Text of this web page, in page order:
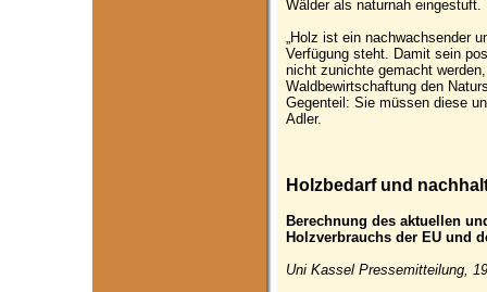
Wälder als naturnah eingestuft.
„Holz ist ein nachwachsender
Verfügung steht. Damit sein
nicht zunichte gemacht
Waldbewirtschaftung den
Gegenteil: Sie müssen diese
Adler.
Holzbedarf und
Berechnung des aktuellen
Holzverbrauchs der EU und
Uni Kassel Pressemitteilung,